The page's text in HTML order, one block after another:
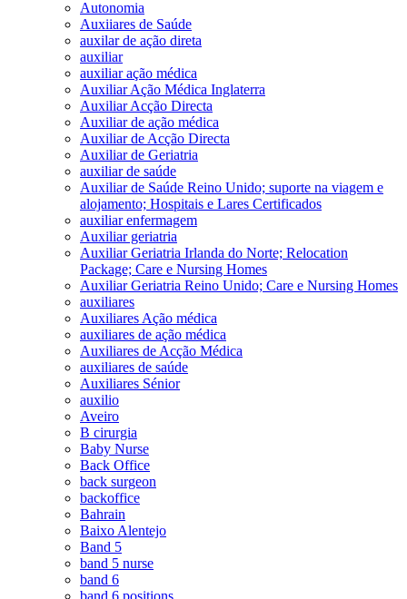
Autonomia
Auxiiares de Saúde
auxilar de ação direta
auxiliar
auxiliar ação médica
Auxiliar Ação Médica Inglaterra
Auxiliar Acção Directa
Auxiliar de ação médica
Auxiliar de Acção Directa
Auxiliar de Geriatria
auxiliar de saúde
Auxiliar de Saúde Reino Unido; suporte na viagem e
alojamento; Hospitais e Lares Certificados
auxiliar enfermagem
Auxiliar geriatria
Auxiliar Geriatria Irlanda do Norte; Relocation
Package; Care e Nursing Homes
Auxiliar Geriatria Reino Unido; Care e Nursing Homes
auxiliares
Auxiliares Ação médica
auxiliares de ação médica
Auxiliares de Acção Médica
auxiliares de saúde
Auxiliares Sénior
auxilio
Aveiro
B cirurgia
Baby Nurse
Back Office
back surgeon
backoffice
Bahrain
Baixo Alentejo
Band 5
band 5 nurse
band 6
band 6 positions